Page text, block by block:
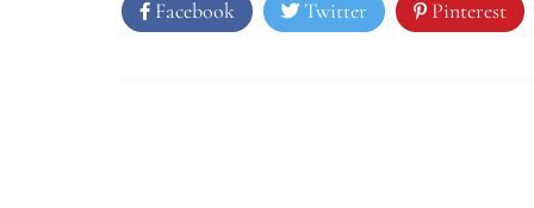
Facebook Twitter Pinterest